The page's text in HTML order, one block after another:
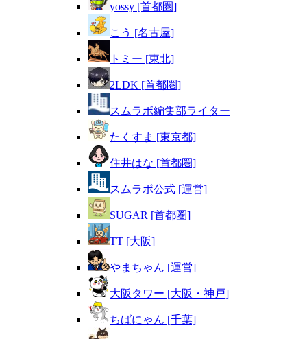
yossy [首都圏]
こう [名古屋]
トミー [東北]
2LDK [首都圏]
スムラボ編集部ライター
たくすま [東京都]
住井はな [首都圏]
スムラボ公式 [運営]
SUGAR [首都圏]
TT [大阪]
やまちゃん [運営]
大阪タワー [大阪・神戸]
ちばにゃん [千葉]